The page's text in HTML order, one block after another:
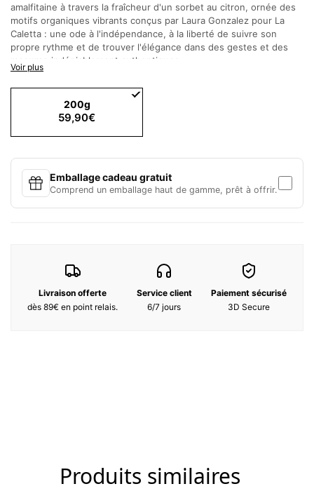
amalfitaine à travers la fraîcheur d'un sorbet au citron, ornée des
motifs organiques vibrants conçus par Laura Gonzalez pour La
Caletta : une ode à l'indépendance, à la liberté de suivre son
propre rythme et de trouver l'élégance dans des gestes et des
mesures indéniablement authentiques.
Notes olfactives:
Notes de tête : citron d'Italie, cardamome, accord menthe
Notes de cœur : basilic, citron vert, citronnelle
Notes de fond : accord bois de cachemire, vanilline, accord musc
Ingrédients :
Voir plus
200g
59,90€
Emballage cadeau gratuit
Comprend un emballage haut de gamme, prêt à offrir.
Livraison offerte
dès 89€ en point relais.
Service client
6/7 jours
Paiement sécurisé
3D Secure
Produits similaires